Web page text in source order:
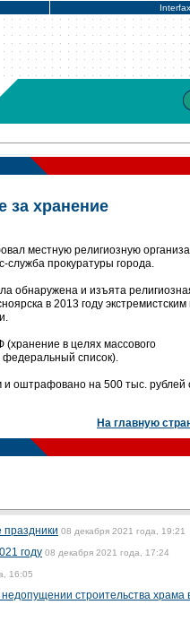
за хранение
местную религиозную
служба прокуратуры города.
обнаружена и изъята
в 2013 году экстремистским
в целях массового
федеральный список).
оштрафовано на 500 тыс. рублей
На главную
праздники 08 декабря 2021 года, 19:21
году 08 декабря 2021 года, 17:24
16:05
строительства храма